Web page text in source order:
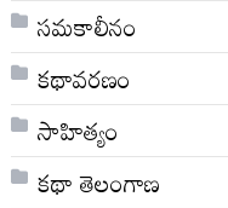
సమకాలీనం
కథావరణం
సాహిత్యం
కథా తెలంగాణ